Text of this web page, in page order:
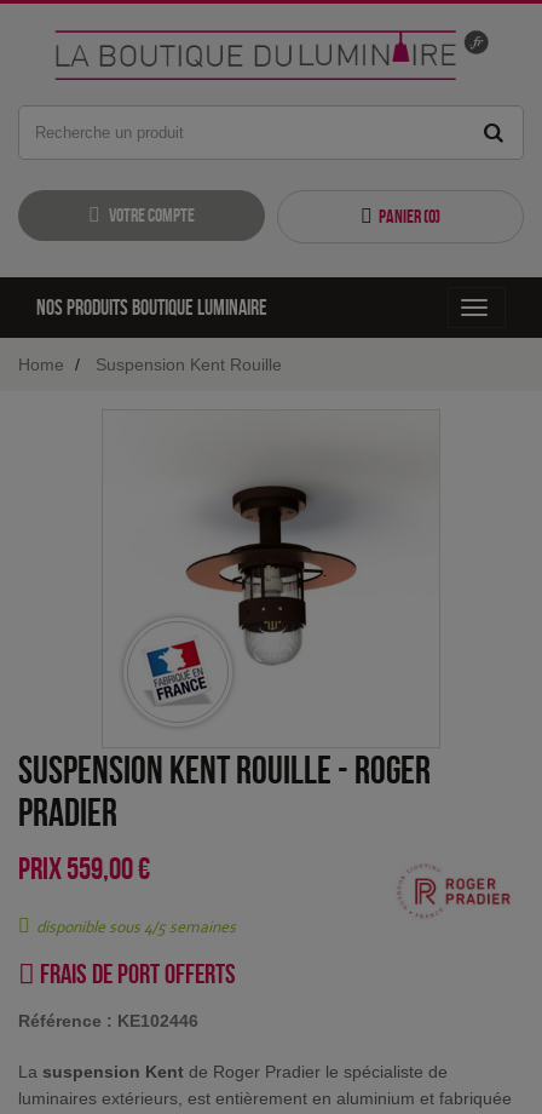
Votre compte Panier (0)
Toggle
Nos produits boutique luminaire
Home Suspension Kent Rouille
Suspension Kent Rouille - Roger
Pradier
PRIX559,00 €
disponible sous 4/5 semaines
Frais de port offerts
Référence : KE102446
La suspension Kent de Roger Pradier le spécialiste de
luminaires extérieurs, est entièrement en aluminium et fabriquée